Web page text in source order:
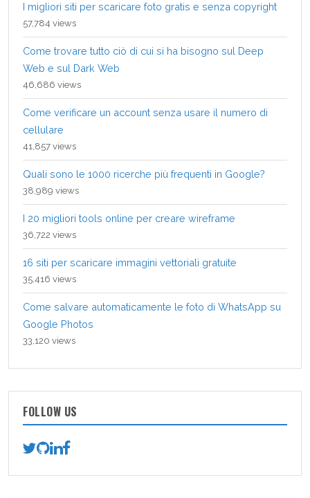
I migliori siti per scaricare foto gratis e senza copyright
57,784 views
Come trovare tutto ciò di cui si ha bisogno sul Deep
Web e sul Dark Web
46,686 views
Come verificare un account senza usare il numero di
cellulare
41,857 views
Quali sono le 1000 ricerche più frequenti in Google?
38,989 views
I 20 migliori tools online per creare wireframe
36,722 views
16 siti per scaricare immagini vettoriali gratuite
35,416 views
Come salvare automaticamente le foto di WhatsApp su
Google Photos
33,120 views
FOLLOW US